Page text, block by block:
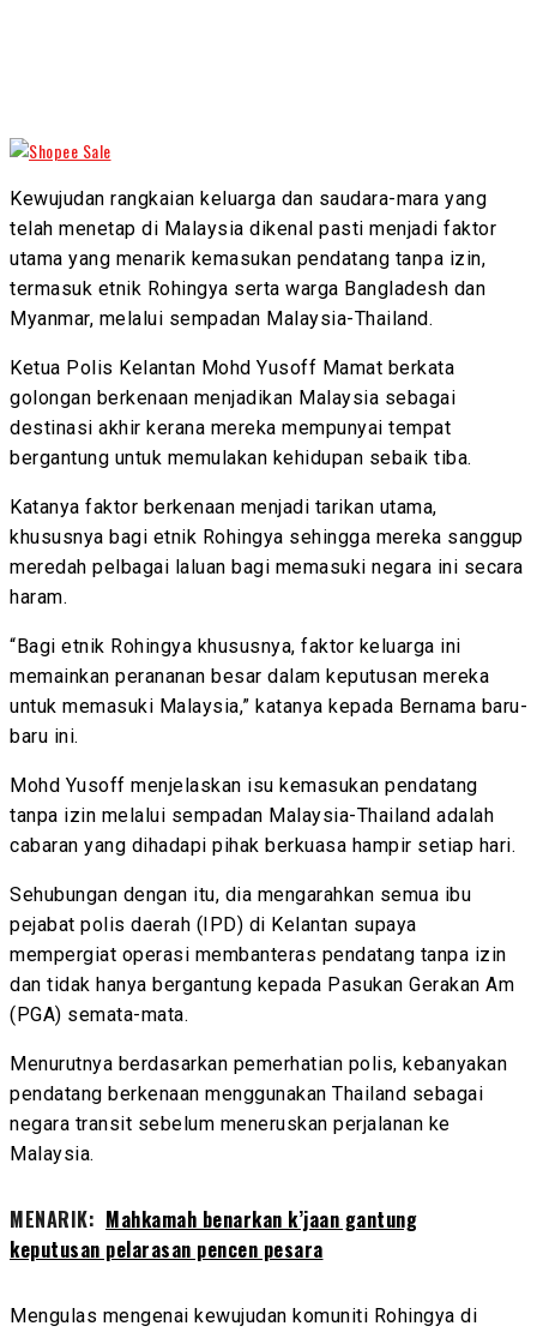
Kewujudan rangkaian keluarga dan saudara-mara yang
telah menetap di Malaysia dikenal pasti menjadi faktor
utama yang menarik kemasukan pendatang tanpa izin,
termasuk etnik Rohingya serta warga Bangladesh dan
Myanmar, melalui sempadan Malaysia-Thailand.
Ketua Polis Kelantan Mohd Yusoff Mamat berkata
golongan berkenaan menjadikan Malaysia sebagai
destinasi akhir kerana mereka mempunyai tempat
bergantung untuk memulakan kehidupan sebaik tiba.
Katanya faktor berkenaan menjadi tarikan utama,
khususnya bagi etnik Rohingya sehingga mereka sanggup
meredah pelbagai laluan bagi memasuki negara ini secara
haram.
“Bagi etnik Rohingya khususnya, faktor keluarga ini
memainkan perananan besar dalam keputusan mereka
untuk memasuki Malaysia,” katanya kepada Bernama baru-
baru ini.
Mohd Yusoff menjelaskan isu kemasukan pendatang
tanpa izin melalui sempadan Malaysia-Thailand adalah
cabaran yang dihadapi pihak berkuasa hampir setiap hari.
Sehubungan dengan itu, dia mengarahkan semua ibu
pejabat polis daerah (IPD) di Kelantan supaya
mempergiat operasi membanteras pendatang tanpa izin
dan tidak hanya bergantung kepada Pasukan Gerakan Am
(PGA) semata-mata.
Menurutnya berdasarkan pemerhatian polis, kebanyakan
pendatang berkenaan menggunakan Thailand sebagai
negara transit sebelum meneruskan perjalanan ke
Malaysia.
MENARIK: Mahkamah benarkan k’jaan gantung
keputusan pelarasan pencen pesara
Mengulas mengenai kewujudan komuniti Rohingya di